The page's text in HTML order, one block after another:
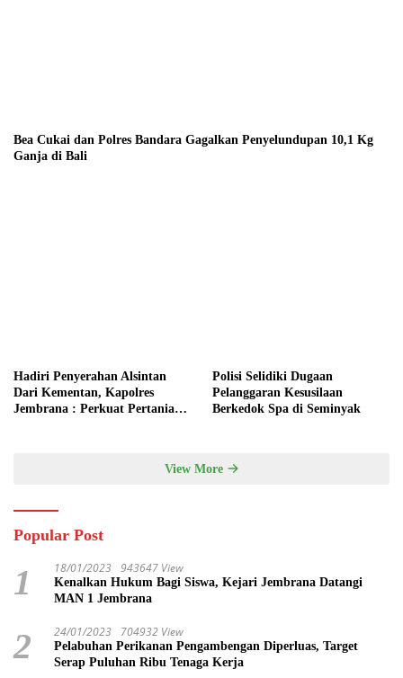
Bea Cukai dan Polres Bandara Gagalkan Penyelundupan 10,1 Kg
Ganja di Bali
Hadiri Penyerahan Alsintan
Dari Kementan, Kapolres
Jembrana : Perkuat Pertanian
Polisi Selidiki Dugaan
Pelanggaran Kesusilaan
Berkedok Spa di Seminyak
View More
Popular Post
1 18/01/2023 943647 View
Kenalkan Hukum Bagi Siswa, Kejari Jembrana Datangi
MAN 1 Jembrana
2 24/01/2023 704932 View
Pelabuhan Perikanan Pengambengan Diperluas, Target
Serap Puluhan Ribu Tenaga Kerja